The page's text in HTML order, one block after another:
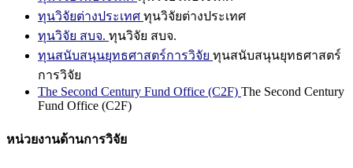
ทุนวิจัยต่างประเทศ ทุนวิจัยต่างประเทศ
ทุนวิจัย สบจ. ทุนวิจัย สบจ.
ทุนสนับสนุนยุทธศาสตร์การวิจัย ทุนสนับสนุนยุทธศาสตร์
การวิจัย
The Second Century Fund Office (C2F) The Second Century
Fund Office (C2F)
หน่วยงานด้านการวิจัย